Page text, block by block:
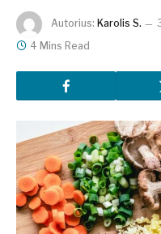
Autorius: Karolis S.
4 Mins Read